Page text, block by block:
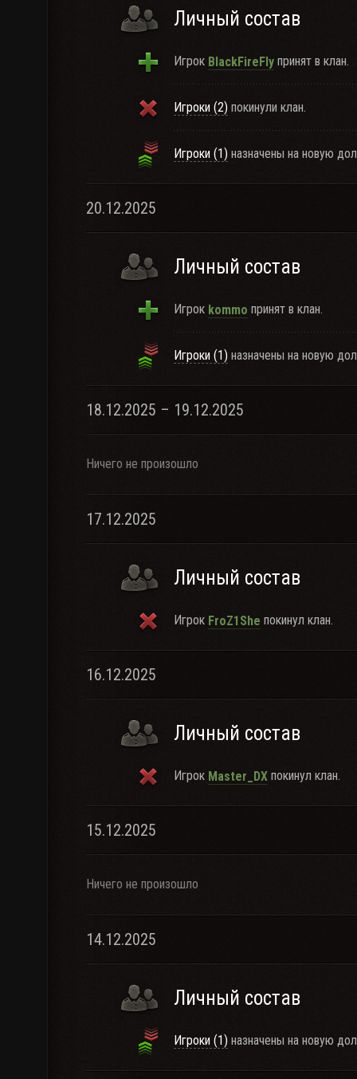
Личный состав
Игрок BlackFireFly принят в клан.
Игроки (2) покинули клан.
Игроки (1) назначены на новую
20.12.2025
Личный состав
Игрок kommo принят в клан.
Игроки (1) назначены на новую
18.12.2025 – 19.12.2025
Ничего не произошло
17.12.2025
Личный состав
Игрок FroZ1She покинул клан.
16.12.2025
Личный состав
Игрок Master_DX покинул клан.
15.12.2025
Ничего не произошло
14.12.2025
Личный состав
Игроки (1) назначены на новую